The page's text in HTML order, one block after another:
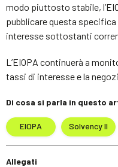
modo piuttosto stabile,
pubblicare questa
interesse sottostanti
L’EIOPA continuerà a
tassi di interesse e la
Di cosa si parla in questo
EIOPA Solvency II
Allegati